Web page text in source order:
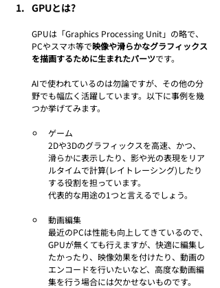
GPUとは?
GPUは「Graphics Processing Unit」の略で、
PCやスマホ等で映像や滑らかなグラフィックス
を描画するために生まれたパーツです。
AIで使われているのは勿論ですが、その他の分
野でも幅広く活躍しています。以下に事例を幾
つか挙げてみます。
ゲーム
2Dや3Dのグラフィックスを高速、かつ、
滑らかに表示したり、影や光の表現をリア
ルタイムで計算(レイトレーシング)したり
する役割を担っています。
代表的な用途の1つと言えるでしょう。
動画編集
最近のPCは性能も向上してきているので、
GPUが無くても行えますが、快適に編集し
たかったり、映像効果を付けたり、 動画の
エンコードを行いたいなど、高度な動画編
集を行う場合には欠かせないものです。